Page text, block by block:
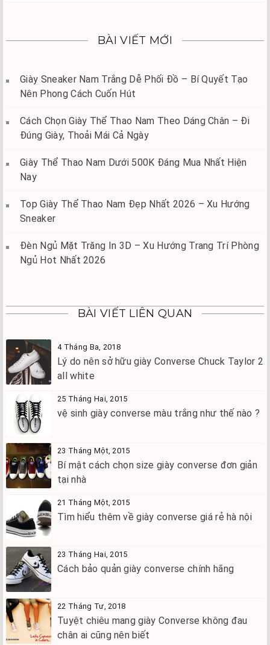
BÀI VIẾT MỚI
Giày Sneaker Nam Trắng Dễ Phối Đồ – Bí Quyết Tạo
Nên Phong Cách Cuốn Hút
Cách Chọn Giày Thể Thao Nam Theo Dáng Chân – Đi
Đúng Giày, Thoải Mái Cả Ngày
Giày Thể Thao Nam Dưới 500K Đáng Mua Nhất Hiện
Nay
Top Giày Thể Thao Nam Đẹp Nhất 2026 – Xu Hướng
Sneaker
Đèn Ngủ Mặt Trăng In 3D – Xu Hướng Trang Trí Phòng
Ngủ Hot Nhất 2026
BÀI VIẾT LIÊN QUAN
4 Tháng Ba, 2018
Lý do nên sở hữu giày Converse Chuck Taylor 2
all white
25 Tháng Hai, 2015
vệ sinh giày converse màu trắng như thế nào ?
23 Tháng Một, 2015
Bí mật cách chọn size giày converse đơn giản
tại nhà
21 Tháng Một, 2015
Tìm hiểu thêm về giày converse giá rẻ hà nội
23 Tháng Hai, 2015
Cách bảo quản giày converse chính hãng
22 Tháng Tư, 2018
Tuyệt chiêu mang giày Converse không đau
chân ai cũng nên biết